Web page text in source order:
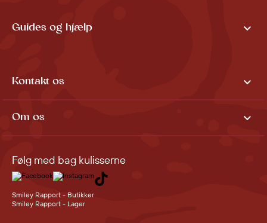
Guides og hjælp 
Kontakt os 
Om os 
Følg med bag kulisserne
Smiley Rapport - Butikker
Smiley Rapport - Lager